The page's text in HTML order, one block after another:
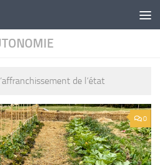
de l’état
0